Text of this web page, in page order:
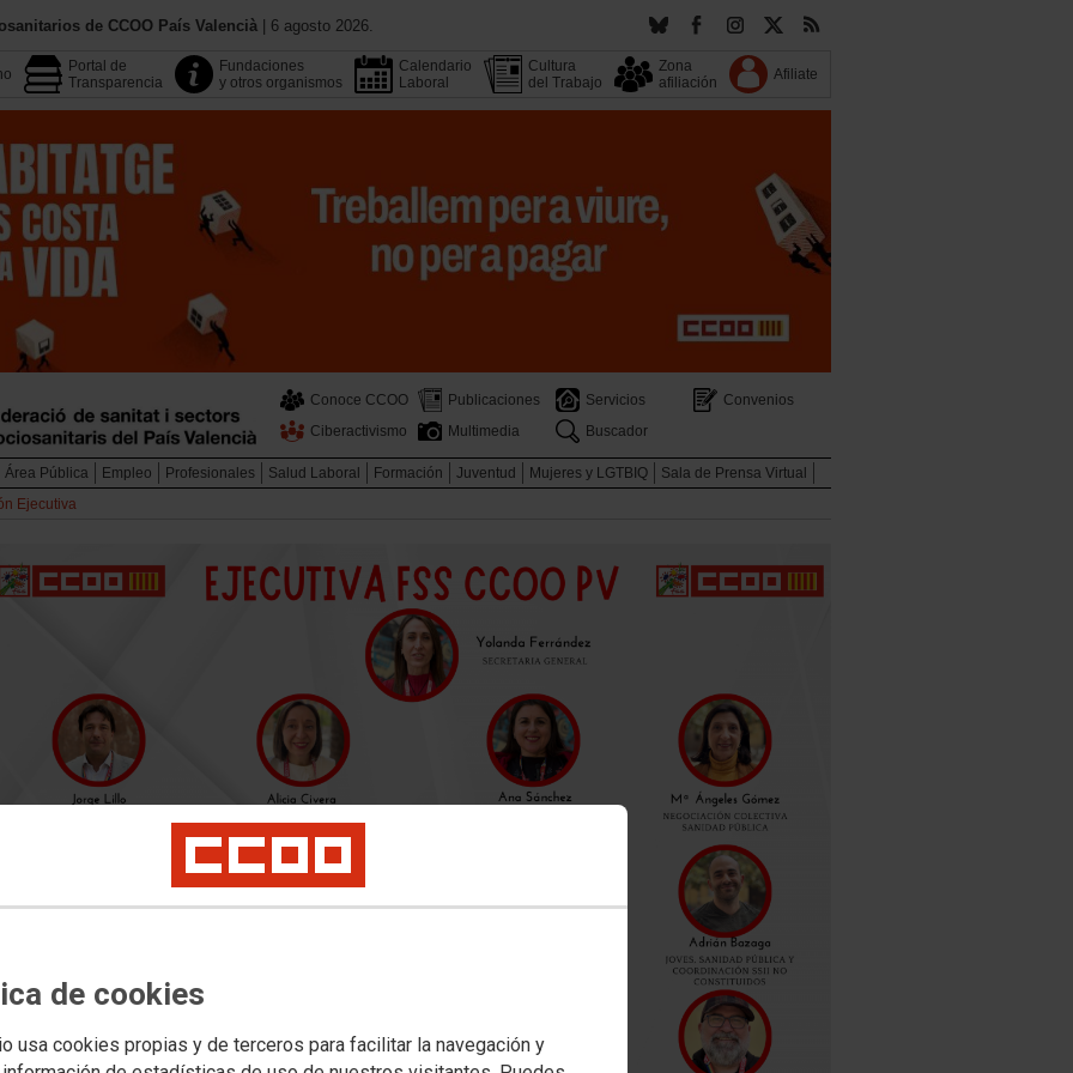
de cookies
usa cookies propias y de terceros para facilitar la navegación y
de CCOO País Valencià | 6 agosto 2026.
Portal de
Transparencia
Fundaciones
y otros organismos
Calendario
Laboral
Cultura
del Trabajo
Zona
afiliación
Afiliate
Conoce CCOO Publicaciones Servicios
Convenios
Ciberactivismo
Multimedia Buscador
Área Pública Empleo Profesionales Salud Laboral Formación Juventud Mujeres y LGTBIQ
Sala de Prensa Virtual
Ejecutiva